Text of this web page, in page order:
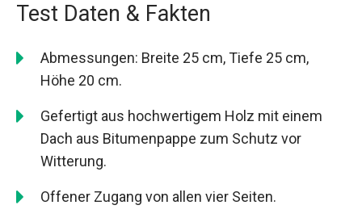
Test Daten & Fakten
Abmessungen: Breite 25 cm, Tiefe 25 cm,
Höhe 20 cm.
Gefertigt aus hochwertigem Holz mit einem
Dach aus Bitumenpappe zum Schutz vor
Witterung.
Offener Zugang von allen vier Seiten.